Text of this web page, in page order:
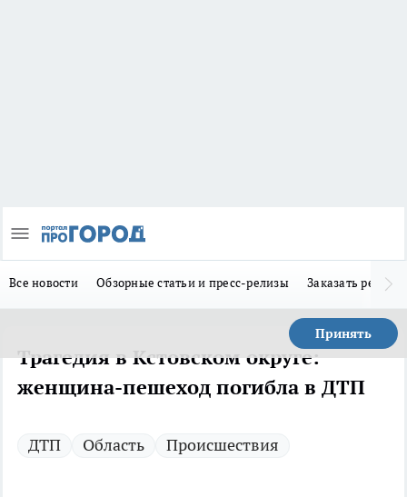
Все новости Обзорные статьи и пресс-релизы Заказать
Принять
Трагедия в Кстовском округе:
женщина-пешеход погибла в ДТП
ДТП Область Происшествия